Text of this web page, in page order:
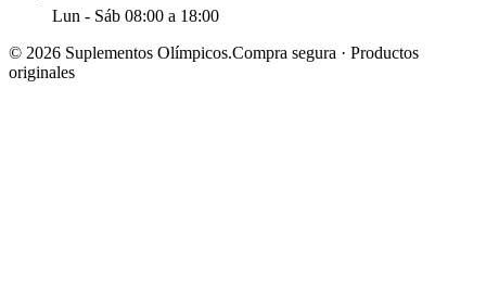
Lun - Sáb 08:00 a 18:00
© 2026 Suplementos Olímpicos.Compra segura · Productos
originales